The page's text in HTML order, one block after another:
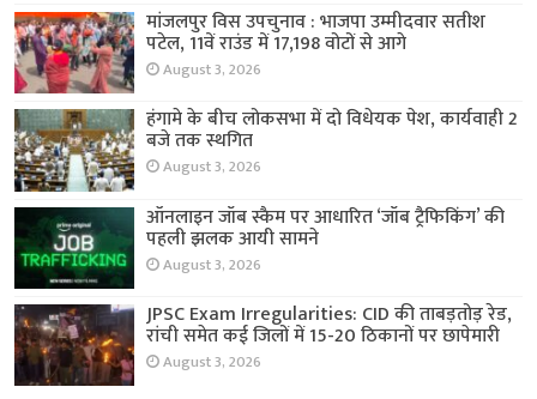
मांजलपुर विस उपचुनाव : भाजपा उम्मीदवार सतीश
पटेल, 11वें राउंड में 17,198 वोटों से आगे
August 3, 2026
हंगामे के बीच लोकसभा में दो विधेयक पेश, कार्यवाही 2
बजे तक स्थगित
August 3, 2026
ऑनलाइन जॉब स्कैम पर आधारित ‘जॉब ट्रैफिकिंग’ की
पहली झलक आयी सामने
August 3, 2026
JPSC Exam Irregularities: CID की ताबड़तोड़ रेड,
रांची समेत कई जिलों में 15-20 ठिकानों पर छापेमारी
August 3, 2026